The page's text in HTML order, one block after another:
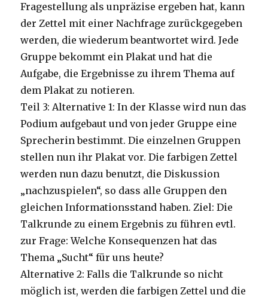
Fragestellung als unpräzise ergeben hat, kann
der Zettel mit einer Nachfrage zurückgegeben
werden, die wiederum beantwortet wird. Jede
Gruppe bekommt ein Plakat und hat die
Aufgabe, die Ergebnisse zu ihrem Thema auf
dem Plakat zu notieren.
Teil 3: Alternative 1: In der Klasse wird nun das
Podium aufgebaut und von jeder Gruppe eine
Sprecherin bestimmt. Die einzelnen Gruppen
stellen nun ihr Plakat vor. Die farbigen Zettel
werden nun dazu benutzt, die Diskussion
„nachzuspielen“, so dass alle Gruppen den
gleichen Informationsstand haben. Ziel: Die
Talkrunde zu einem Ergebnis zu führen evtl.
zur Frage: Welche Konsequenzen hat das
Thema „Sucht“ für uns heute?
Alternative 2: Falls die Talkrunde so nicht
möglich ist, werden die farbigen Zettel und die